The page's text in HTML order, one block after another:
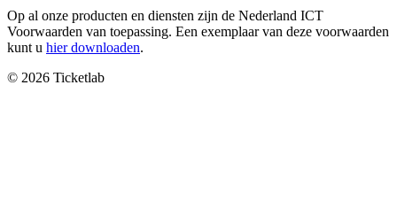
Op al onze producten en diensten zijn de Nederland ICT
Voorwaarden van toepassing. Een exemplaar van deze voorwaarden
kunt u hier downloaden.
© 2026 Ticketlab